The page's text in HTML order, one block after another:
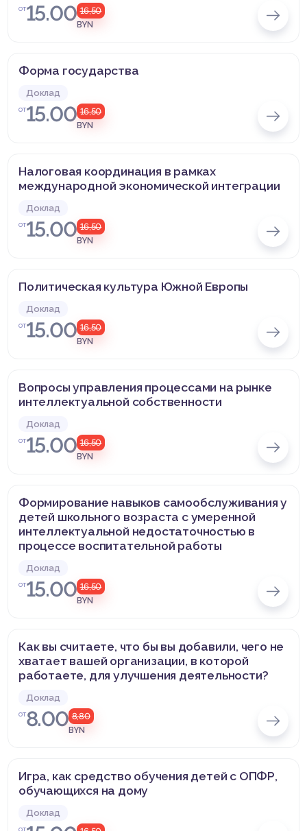
от15.00 16,50
BYN
Форма государства
Доклад
от15.00 16,50
BYN
Налоговая координация в рамках
международной экономической интеграции
Доклад
от15.00 16,50
BYN
Политическая культура Южной Европы
Доклад
от15.00 16,50
BYN
Вопросы управления процессами на рынке
интеллектуальной собственности
Доклад
от15.00 16,50
BYN
Формирование навыков самообслуживания у
детей школьного возраста с умеренной
интеллектуальной недостаточностью в
процессе воспитательной работы
Доклад
от15.00 16,50
BYN
Как вы считаете, что бы вы добавили, чего не
хватает вашей организации, в которой
работаете, для улучшения деятельности?
Доклад
от8.00 8,80
BYN
Игра, как средство обучения детей с ОПФР,
обучающихся на дому
Доклад
от